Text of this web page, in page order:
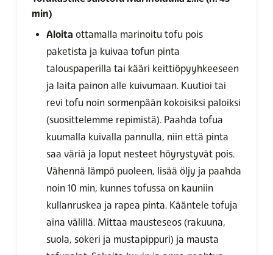
min)
Aloita ottamalla marinoitu tofu pois
paketista ja kuivaa tofun pinta
talouspaperilla tai kääri keittiöpyyhkeeseen
ja laita painon alle kuivumaan. Kuutioi tai
revi tofu noin sormenpään kokoisiksi paloiksi
(suosittelemme repimistä). Paahda tofua
kuumalla kuivalla pannulla, niin että pinta
saa väriä ja loput nesteet höyrystyvät pois.
Vähennä lämpö puoleen, lisää öljy ja paahda
noin 10 min, kunnes tofussa on kauniin
kullanruskea ja rapea pinta. Kääntele tofuja
aina välillä. Mittaa mausteseos (rakuuna,
suola, sokeri ja mustapippuri) ja mausta